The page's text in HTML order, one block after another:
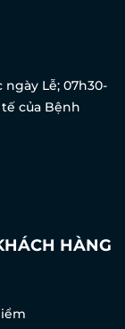
ngày Lễ; 07h30-
của Bệnh
HÀNG